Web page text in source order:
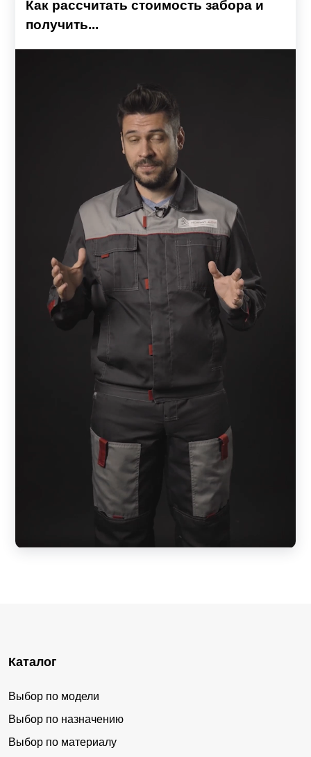
Как рассчитать стоимость забора и
получить...
Каталог
Выбор по модели
Выбор по назначению
Выбор по материалу